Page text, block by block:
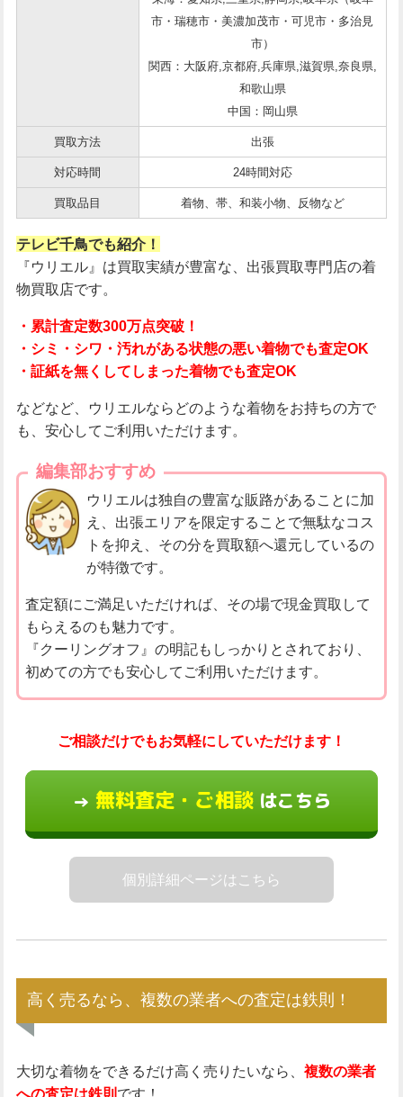
市・瑞穂市・美濃加茂市・可児市・多治見
市）
関西：大阪府,京都府,兵庫県,滋賀県,奈良県,
和歌山県
中国：岡山県
買取方法 出張
対応時間 24時間対応
買取品目 着物、帯、和装小物、反物など
テレビ千鳥でも紹介！
『ウリエル』は買取実績が豊富な、出張買取専門店の着
物買取店です。
・累計査定数300万点突破！
・シミ・シワ・汚れがある状態の悪い着物でも査定OK
・証紙を無くしてしまった着物でも査定OK
などなど、ウリエルならどのような着物をお持ちの方で
も、安心してご利用いただけます。
編集部おすすめ
ウリエルは独自の豊富な販路があることに加
え、出張エリアを限定することで無駄なコス
トを抑え、その分を買取額へ還元しているの
が特徴です。
査定額にご満足いただければ、その場で現金買取して
もらえるのも魅力です。
『クーリングオフ』の明記もしっかりとされており、
初めての方でも安心してご利用いただけます。
ご相談だけでもお気軽にしていただけます！
→ 無料査定・ご相談はこちら
個別詳細ページはこちら
高く売るなら、複数の業者への査定は鉄則！
大切な着物をできるだけ高く売りたいなら、 複数の業者
への査定は鉄則 です！